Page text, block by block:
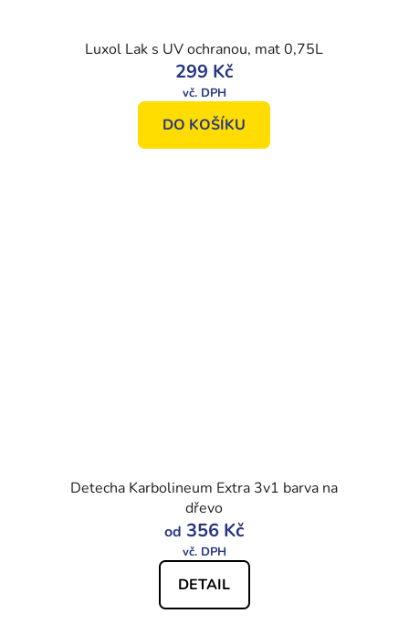
Luxol Lak s UV ochranou, mat 0,75L
299 Kč
DO KOŠÍKU
Detecha Karbolineum Extra 3v1 barva na
dřevo
od 356 Kč
DETAIL